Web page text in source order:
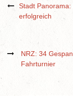
Stadt
erfolgreich
NRZ: 34
Fahrturnier